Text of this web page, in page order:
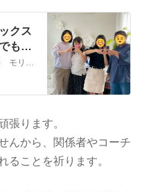
クス
もお
5/26からメルマガで書いています 5986 モリテックスチール 本日も595円の高値更新となりましたメルマガ配信していますいつ入会してもバックナンバーが全て…
張ります。
んから、関係者やコーチ
ることを祈ります。